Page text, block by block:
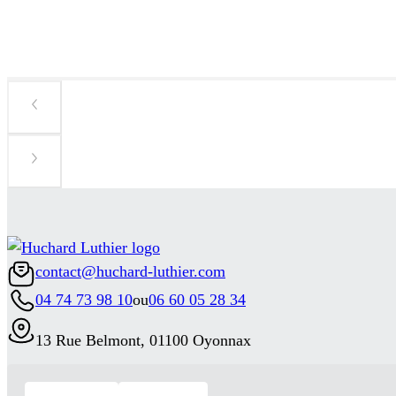
contact@huchard-luthier.com
04 74 73 98 10ou06 60 05 28 34
13 Rue Belmont, 01100 Oyonnax